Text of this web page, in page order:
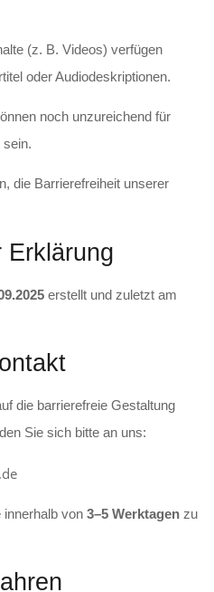
(z. B. Videos) verfügen
oder Audiodeskriptionen.
noch unzureichend für
sein.
die Barrierefreiheit unserer
Erklärung
erstellt und zuletzt am
die barrierefreie Gestaltung
Sie sich bitte an uns:
innerhalb von 3–5 Werktagen zu